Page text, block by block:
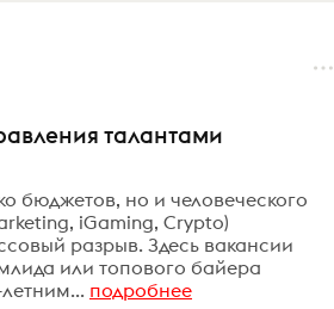
талантами
бюджетов, но и человеческого
iGaming, Crypto)
разрыв. Здесь вакансии
или топового байера
подробнее